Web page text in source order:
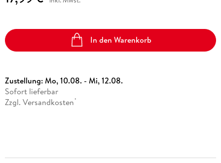
In den Warenkorb
Zustellung:Mo, 10.08. - Mi, 12.08.
Sofort lieferbar
Zzgl. Versandkosten *